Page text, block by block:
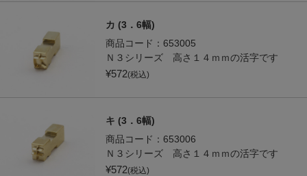
カ (3．6幅)
商品コード： 653005
Ｎ３シリーズ 高さ１４ｍｍの活字です
¥572(税込)
キ (3．6幅)
商品コード： 653006
Ｎ３シリーズ 高さ１４ｍｍの活字です
¥572(税込)